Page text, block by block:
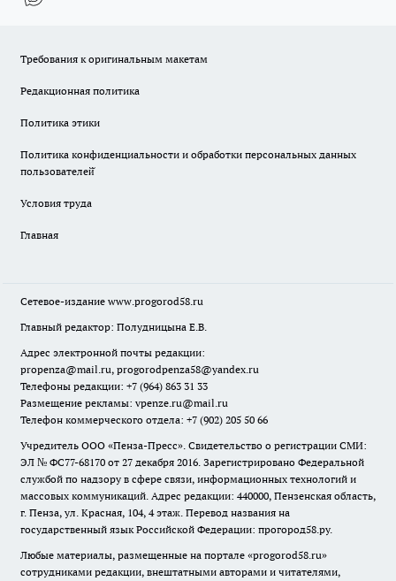
Требования к оригинальным макетам
Редакционная политика
Политика этики
Политика конфиденциальности и обработки персональных данных
пользователей̆
Условия труда
Главная
Сетевое-издание www.progorod58.ru
Главный редактор: Полудницына Е.В.
Адрес электронной почты редакции:
propenza@mail.ru, progorodpenza58@yandex.ru
Телефоны редакции: +7 (964) 863 31 33
Размещение рекламы: vpenze.ru@mail.ru
Телефон коммерческого отдела: +7 (902) 205 50 66
Учредитель ООО «Пенза-Пресс». Свидетельство о регистрации СМИ:
ЭЛ № ФС77-68170 от 27 декабря 2016. Зарегистрировано Федеральной
службой по надзору в сфере связи, информационных технологий и
массовых коммуникаций. Адрес редакции: 440000, Пензенская область,
г. Пенза, ул. Красная, 104, 4 этаж. Перевод названия на
государственный язык Российской Федерации: прогород58.ру.
Любые материалы, размещенные на портале «progorod58.ru»
сотрудниками редакции, внештатными авторами и читателями,